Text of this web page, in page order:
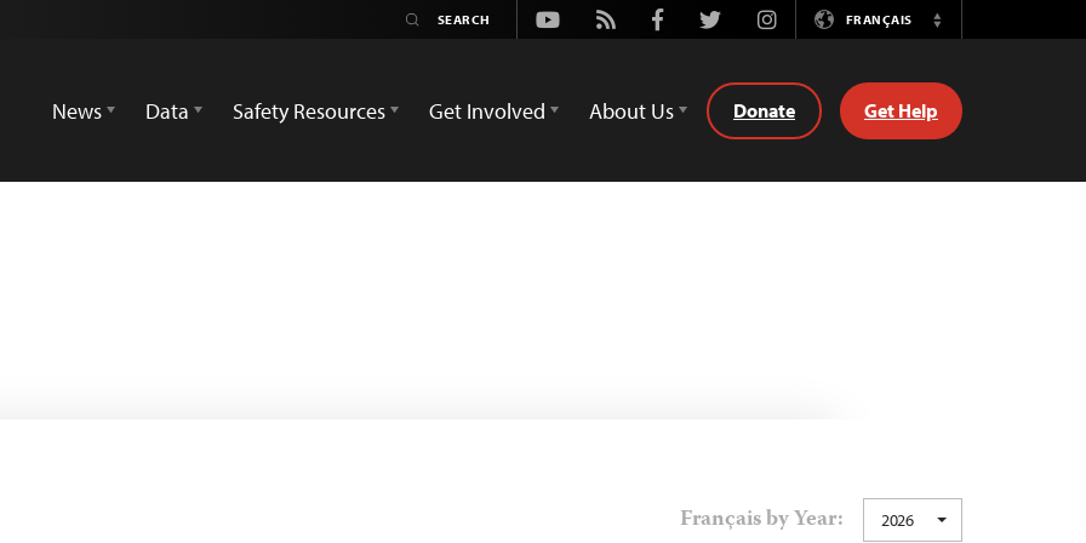
Youtube
Rss FacebookTwitterInstagramFRANÇAIS
Switch
News
Data Safety Resources Get Involved About Us Donate Get Help
Français by Year: 2026